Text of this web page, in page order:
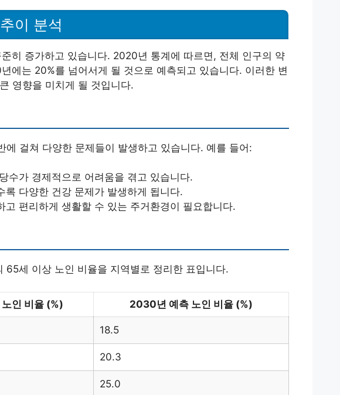
이 분석
히 증가하고 있습니다. 2020년 통계에 따르면, 전체 인구의 약
에는 20%를 넘어서게 될 것으로 예측되고 있습니다. 이러한 변
영향을 미치게 될 것입니다.
에 걸쳐 다양한 문제들이 발생하고 있습니다. 예를 들어:
수가 경제적으로 어려움을 겪고 있습니다.
록 다양한 건강 문제가 발생하게 됩니다.
고 편리하게 생활할 수 있는 주거환경이 필요합니다.
세 이상 노인 비율을 지역별로 정리한 표입니다.
인 비율 (%) 2030년 예측 노인 비율 (%)
18.5
20.3
25.0